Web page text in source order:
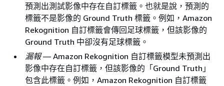
預測出測試影像中存在自訂標籤。也就是說，預測的
標籤不是影像的 Ground Truth 標籤。例如，Amazon
Rekognition 自訂標籤會傳回足球標籤，但該影像的
Ground Truth 中卻沒有足球標籤。
漏報— Amazon Rekognition 自訂標籤模型未預測出
影像中存在自訂標籤，但該影像的「Ground Truth」
包含此標籤。例如，Amazon Rekognition 自訂標籤